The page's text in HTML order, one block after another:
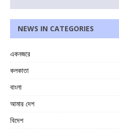
NEWS IN CATEGORIES
একনজরে
কলকাতা
বাংলা
আমার দেশ
বিদেশ